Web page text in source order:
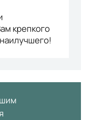
крепкого